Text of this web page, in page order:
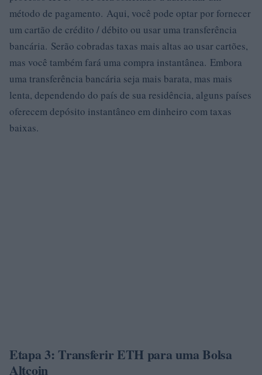
método de pagamento. Aqui, você pode optar por fornecer
um cartão de crédito / débito ou usar uma transferência
bancária. Serão cobradas taxas mais altas ao usar cartões,
mas você também fará uma compra instantânea. Embora
uma transferência bancária seja mais barata, mas mais
lenta, dependendo do país de sua residência, alguns países
oferecem depósito instantâneo em dinheiro com taxas
baixas.
Etapa 3: Transferir ETH para uma Bolsa
Altcoin